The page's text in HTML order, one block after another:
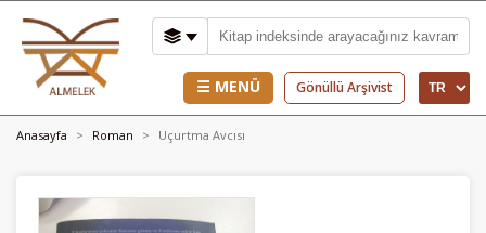
☰ MENÜ Gönüllü Arşivist
Anasayfa Roman Uçurtma Avcısı